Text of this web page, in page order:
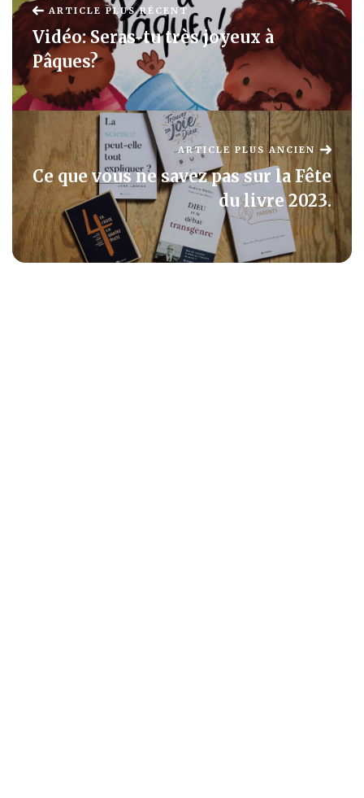
ARTICLE PLUS RÉCENT
Vidéo: Seras-tu très joyeux à
Pâques?
ARTICLE PLUS ANCIEN
Ce que vous ne savez pas sur la Fête
du livre 2023.